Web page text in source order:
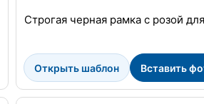
Строгая черная рамка с розой
Открыть шаблон Вставить